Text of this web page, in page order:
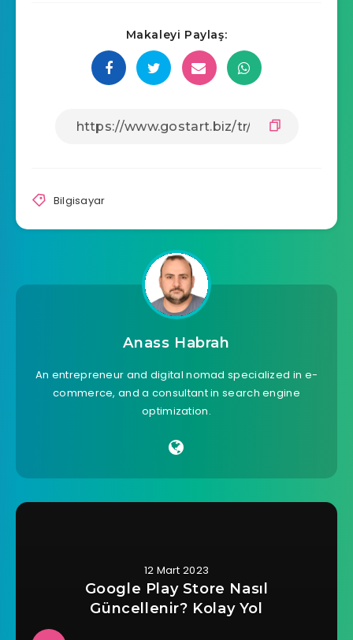
Makaleyi Paylaş:
Bilgisayar
Anass Habrah
An entrepreneur and digital nomad specialized in e-
commerce, and a consultant in search engine
optimization.
12 Mart 2023
Google Play Store Nasıl
Güncellenir? Kolay Yol